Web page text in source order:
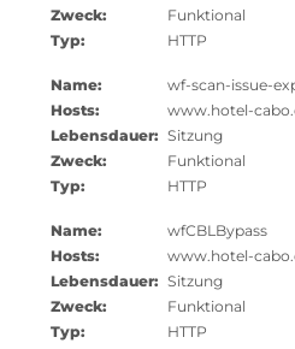
Zweck:
Funktional
Typ:
HTTP
Name:
wf-scan-issue-
Hosts:
www.hotel-
Lebensdauer: Sitzung
Zweck:
Funktional
Typ:
HTTP
Name:
wfCBLBypass
Hosts:
www.hotel-
Lebensdauer: Sitzung
Zweck:
Funktional
Typ:
HTTP